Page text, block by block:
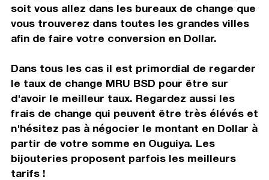
soit vous allez dans les bureaux de change que
vous trouverez dans toutes les grandes villes
afin de faire votre conversion en Dollar.
Dans tous les cas il est primordial de regarder
le taux de change MRU BSD pour être sur
d'avoir le meilleur taux. Regardez aussi les
frais de change qui peuvent être très élévés et
n'hésitez pas à négocier le montant en Dollar à
partir de votre somme en Ouguiya. Les
bijouteries proposent parfois les meilleurs
tarifs !